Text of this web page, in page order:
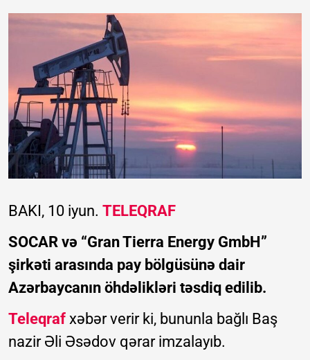
BAKI, 10 iyun. TELEQRAF
SOCAR və “Gran Tierra Energy GmbH”
şirkəti arasında pay bölgüsünə dair
Azərbaycanın öhdəlikləri təsdiq edilib.
Teleqraf xəbər verir ki, bununla bağlı Baş
nazir Əli Əsədov qərar imzalayıb.